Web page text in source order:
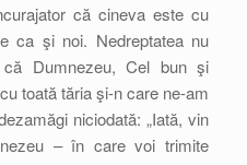
că cineva este cu
ca şi noi. Nedreptatea nu
Dumnezeu, Cel bun şi
toată tăria şi-n care ne-am
niciodată: „Iată, vin
– în care voi trimite